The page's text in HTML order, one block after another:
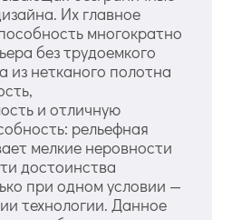
Их главное
многократно
без трудоемкого
нетканого полотна
и отличную
рельефная
мелкие неровности
достоинства
при одном условии —
технологии. Данное